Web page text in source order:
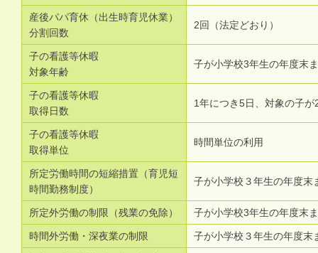
産後パパ育休（出生時育児休業）
分割回数
2回（法定どおり）
子の看護等休暇
対象年齢
子が小学校3年生の年度末
子の看護等休暇
取得日数
1年につき5日、対象の子
子の看護等休暇
取得単位
時間単位の利用
所定労働時間の短縮措置（育児短
時間勤務制度）
子が小学校３年生の年度末
所定外労働の制限（残業の免除） 子が小学校3年生の年度末
時間外労働・深夜業の制限 子が小学校３年生の年度末